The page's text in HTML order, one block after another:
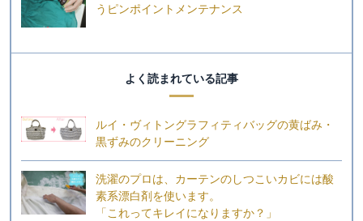
うピンポイントメンテナンス
よく読まれている記事
ルイ・ヴィトングラフィティバッグの黄ばみ・
黒ずみのクリーニング
洗濯のプロは、カーテンのしつこいカビには酸
素系漂白剤を使います。
「これってキレイになりますか？」